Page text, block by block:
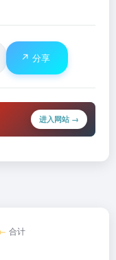
↗️ 分享
进入网站 →